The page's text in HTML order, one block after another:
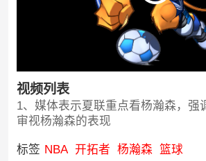
视频列表
1、媒体表示夏联重点看杨瀚森，强
审视杨瀚森的表现
标签 NBA 开拓者 杨瀚森 篮球